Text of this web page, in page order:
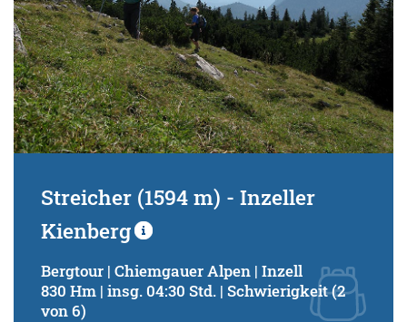
Streicher (1594 m) - Inzeller
Kienberg
Bergtour | Chiemgauer Alpen | Inzell
830 Hm | insg. 04:30 Std. | Schwierigkeit (2
von 6)